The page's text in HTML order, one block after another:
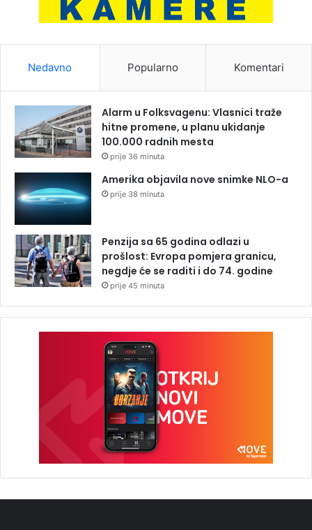
Nedavno Popularno Komentari
Alarm u Folksvagenu: Vlasnici traže
hitne promene, u planu ukidanje
100.000 radnih mesta
prije 36 minuta
Amerika objavila nove snimke NLO-a
prije 38 minuta
Penzija sa 65 godina odlazi u
prošlost: Evropa pomjera granicu,
negdje će se raditi i do 74. godine
prije 45 minuta